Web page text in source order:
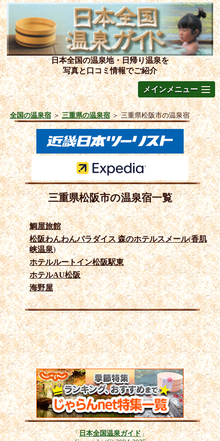
日本全国の温泉地・日帰り温泉を
写真と口コミ情報でご紹介
メインメニュー
全国の温泉宿＞三重県の温泉宿＞三重県松阪市の温泉宿
三重県松阪市の温泉宿一覧
鯛屋旅館
松阪わんわんパラダイス 森のホテルスメール(香肌
峡温泉)
ホテルルートイン松阪駅東
ホテルAU松阪
海野屋
「日本全国温泉ガイド」